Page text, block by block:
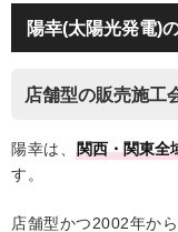
陽幸(太陽光発電)
店舗型の販売施工
陽幸は、 関西・関東全
す。
店舗型かつ2002年か